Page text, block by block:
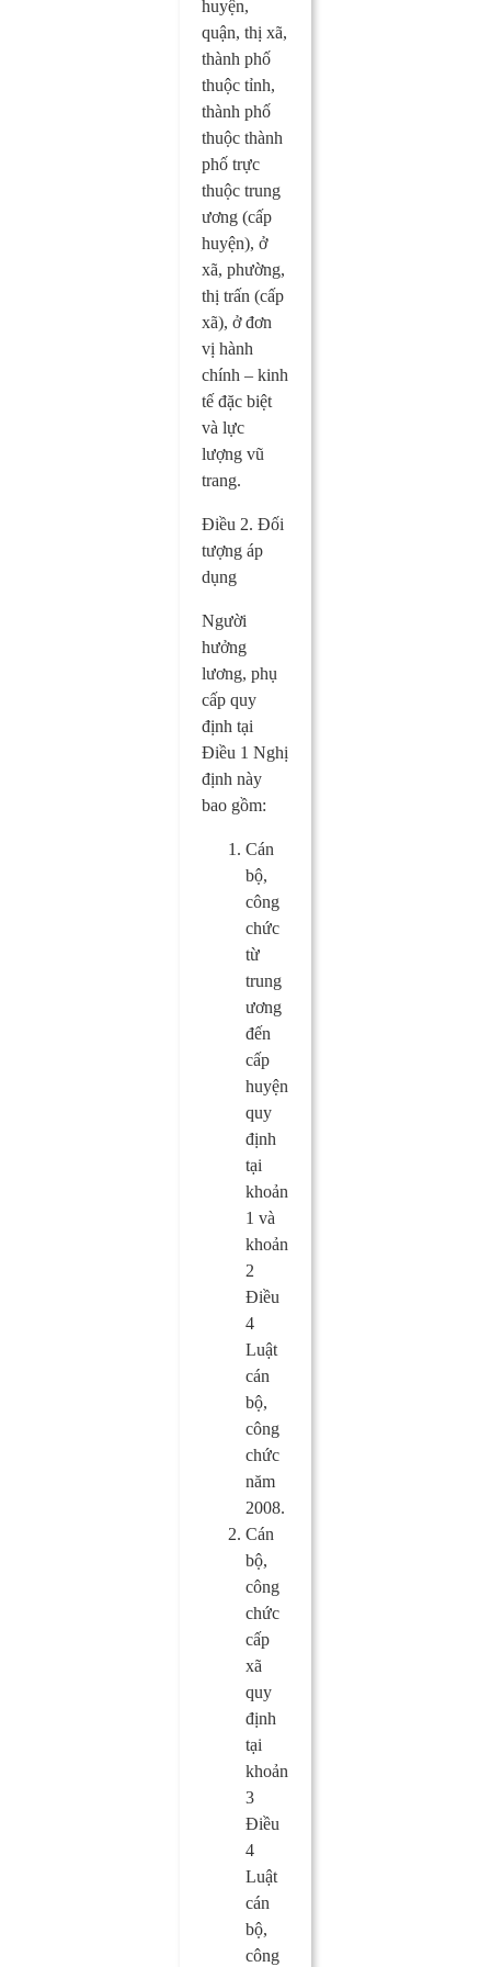
huyện,
quận, thị xã,
thành phố
thuộc tỉnh,
thành phố
thuộc thành
phố trực
thuộc trung
ương (cấp
huyện), ở
xã, phường,
thị trấn (cấp
xã), ở đơn
vị hành
chính – kinh
tế đặc biệt
và lực
lượng vũ
trang.
Điều 2. Đối
tượng áp
dụng
Người
hưởng
lương, phụ
cấp quy
định tại
Điều 1 Nghị
định này
bao gồm:
Cán
bộ,
công
chức
từ
trung
ương
đến
cấp
huyện
quy
định
tại
khoản
1 và
khoản
2
Điều
4
Luật
cán
bộ,
công
chức
năm
2008.
Cán
bộ,
công
chức
cấp
xã
quy
định
tại
khoản
3
Điều
4
Luật
cán
bộ,
công